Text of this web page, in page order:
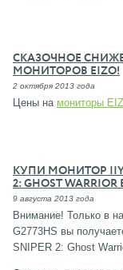
СКАЗОЧНОЕ
МОНИТОРОВ EIZO!
2 октября 2013 года
Цены на мониторы
КУПИ МОНИТОР
2: GHOST
9 августа 2013 года
Внимание! Только в
G2773HS вы
SNIPER 2: Ghost